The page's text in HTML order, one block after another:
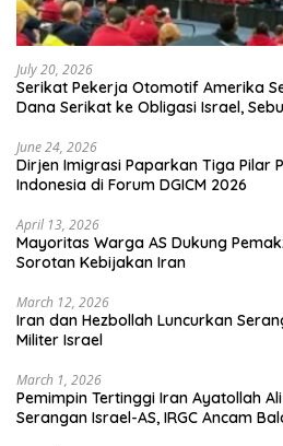
July 20, 2026
Serikat Pekerja Otomotif Amerika
Dana Serikat ke Obligasi Israel,
June 24, 2026
Dirjen Imigrasi Paparkan Tiga Pilar
Indonesia di Forum DGICM 2026
April 13, 2026
Mayoritas Warga AS Dukung
Sorotan Kebijakan Iran
March 12, 2026
Iran dan Hezbollah Luncurkan
Militer Israel
March 1, 2026
Pemimpin Tertinggi Iran Ayatollah
Serangan Israel-AS, IRGC Ancam